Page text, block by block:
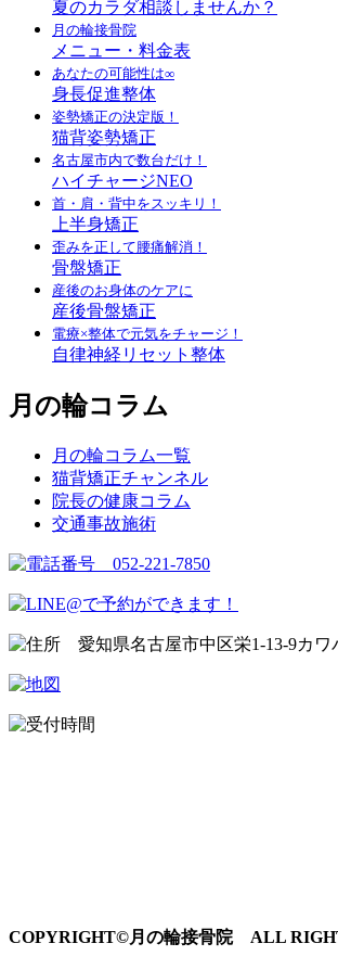
夏のカラダ相談しませんか？
月の輪接骨院
メニュー・料金表
あなたの可能性は∞
身長促進整体
姿勢矯正の決定版！
猫背姿勢矯正
名古屋市内で数台だけ！
ハイチャージNEO
首・肩・背中をスッキリ！
上半身矯正
歪みを正して腰痛解消！
骨盤矯正
産後のお身体のケアに
産後骨盤矯正
電療×整体で元気をチャージ！
自律神経リセット整体
月の輪コラム
月の輪コラム一覧
猫背矯正チャンネル
院長の健康コラム
交通事故施術
COPYRIGHT©月の輪接骨院 ALL